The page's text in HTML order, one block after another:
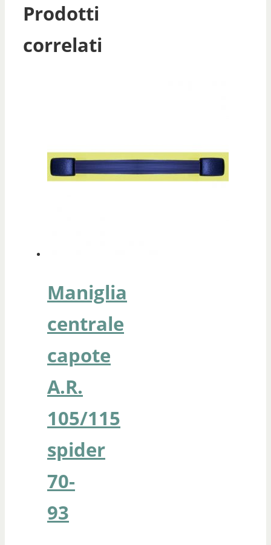
Prodotti
correlati
Maniglia
centrale
capote
A.R.
105/115
spider
70-
93